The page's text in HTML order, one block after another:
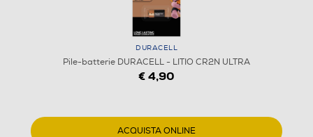
DURACELL
Pile-batterie DURACELL - LITIO CR2N ULTRA
€ 4,90
ACQUISTA ONLINE